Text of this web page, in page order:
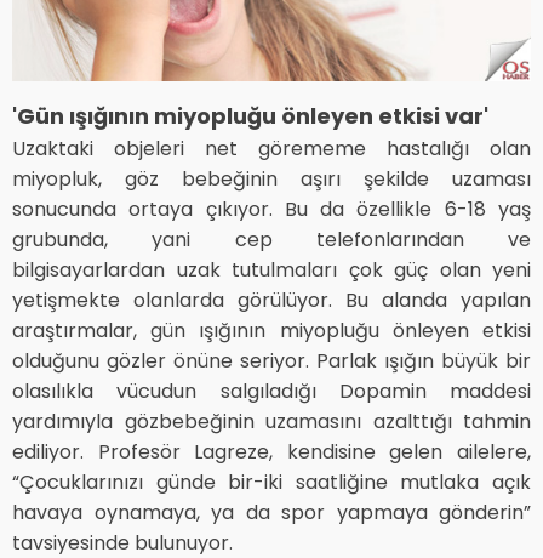
'Gün ışığının miyopluğu önleyen etkisi var'
Uzaktaki objeleri net görememe hastalığı olan
miyopluk, göz bebeğinin aşırı şekilde uzaması
sonucunda ortaya çıkıyor. Bu da özellikle 6-18 yaş
grubunda, yani cep telefonlarından ve
bilgisayarlardan uzak tutulmaları çok güç olan yeni
yetişmekte olanlarda görülüyor. Bu alanda yapılan
araştırmalar, gün ışığının miyopluğu önleyen etkisi
olduğunu gözler önüne seriyor. Parlak ışığın büyük bir
olasılıkla vücudun salgıladığı Dopamin maddesi
yardımıyla gözbebeğinin uzamasını azalttığı tahmin
ediliyor. Profesör Lagreze, kendisine gelen ailelere,
“Çocuklarınızı günde bir-iki saatliğine mutlaka açık
havaya oynamaya, ya da spor yapmaya gönderin”
tavsiyesinde bulunuyor.